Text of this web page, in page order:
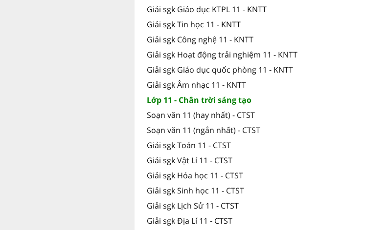
Giải sgk Giáo dục KTPL 11 - KNTT
Giải sgk Tin học 11 - KNTT
Giải sgk Công nghệ 11 - KNTT
Giải sgk Hoạt động trải nghiệm 11 - KNTT
Giải sgk Giáo dục quốc phòng 11 - KNTT
Giải sgk Âm nhạc 11 - KNTT
Lớp 11 - Chân trời sáng tạo
Soạn văn 11 (hay nhất) - CTST
Soạn văn 11 (ngắn nhất) - CTST
Giải sgk Toán 11 - CTST
Giải sgk Vật Lí 11 - CTST
Giải sgk Hóa học 11 - CTST
Giải sgk Sinh học 11 - CTST
Giải sgk Lịch Sử 11 - CTST
Giải sgk Địa Lí 11 - CTST